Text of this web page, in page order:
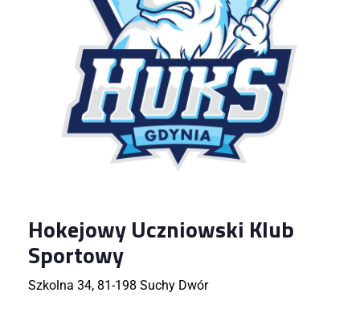
Hokejowy Uczniowski Klub
Sportowy
Szkolna 34, 81-198 Suchy Dwór